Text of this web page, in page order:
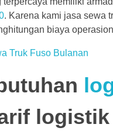
. Karena kami jasa sewa
biaya
Truk Fuso Bulanan